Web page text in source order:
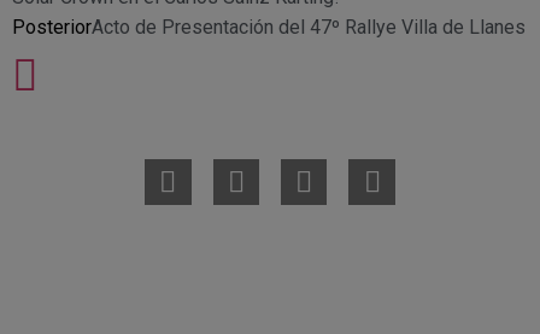
PosteriorActo de Presentación del 47º Rallye Villa de Llanes